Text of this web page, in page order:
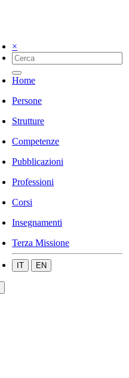
×
Home
Persone
Strutture
Competenze
Pubblicazioni
Professioni
Corsi
Insegnamenti
Terza Missione
IT EN